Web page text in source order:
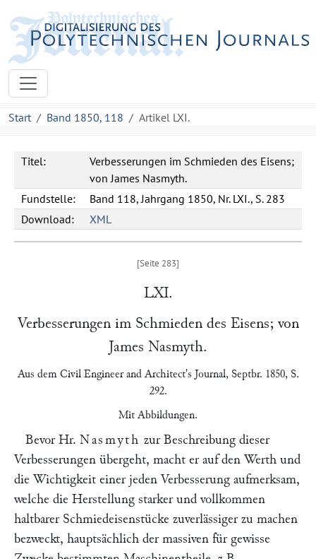
Start Band 1850, 118 Artikel LXI.
Titel:
Verbesserungen im Schmieden des Eisens;
von James Nasmyth.
Fundstelle:
Band 118, Jahrgang 1850, Nr. LXI., S. 283
Download:
XML
LXI.
Verbesserungen im Schmieden des Eisens; von
James Nasmyth.
Aus dem Civil Engineer and Architect's Journal, Septbr. 1850, S.
292.
Mit Abbildungen.
Bevor Hr. Nasmyth zur Beschreibung dieser
Verbesserungen übergeht, macht er auf den Werth und
die Wichtigkeit einer jeden Verbesserung aufmerksam,
welche die Herstellung starker und vollkommen
haltbarer Schmiedeisenstücke zuverlässiger zu machen
bezweckt, hauptsächlich der massiven für gewisse